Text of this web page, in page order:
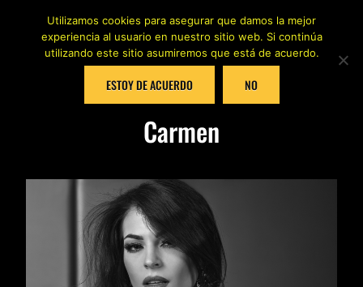
Carmen
Utilizamos cookies para asegurar que damos la mejor
experiencia al usuario en nuestro sitio web. Si continúa
utilizando este sitio asumiremos que está de acuerdo.
ESTOY DE ACUERDO NO